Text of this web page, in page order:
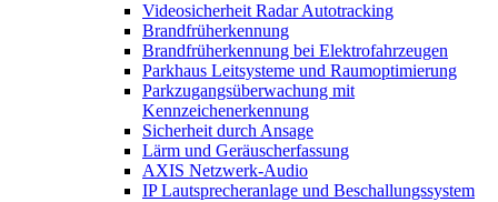
Videosicherheit Radar Autotracking​
Brandfrüherkennung
Brandfrüherkennung bei Elektrofahrzeugen
Parkhaus Leitsysteme und Raumoptimierung
Parkzugangsüberwachung mit
Kennzeichenerkennung
Sicherheit durch Ansage
Lärm und Geräuscherfassung
AXIS Netzwerk-Audio
IP Lautsprecheranlage und Beschallungssystem